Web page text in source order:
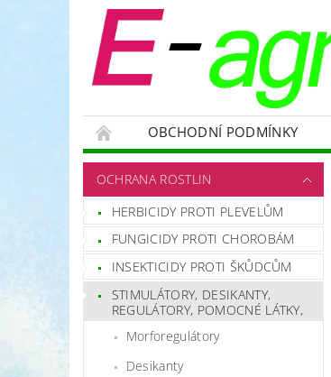
OBCHODNÍ PODMÍNKY
NÁDRŽE
HNOJIVA
RODENTICIDY - PROTI HLODAVCŮM
OCHRANNÉ POMŮCKY A PRACOVNÍ
NÁHRADNÍ DÍLY A SERVIS
OCHRANA ROSTLIN
HERBICIDY PROTI PLEVELŮM
FUNGICIDY PROTI CHOROBÁM
INSEKTICIDY PROTI ŠKŮDCŮM
STIMULÁTORY, DESIKANTY,
REGULÁTORY, POMOCNÉ LÁTKY,
Morforegulátory
Desikanty